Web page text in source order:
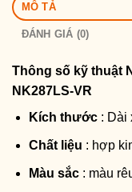
MÔ TẢ
ĐÁNH GIÁ (0)
Thông số kỹ thuật
NK287LS-VR
Kích thước: Dài
Chất liệu : hợp
Màu sắc: màu